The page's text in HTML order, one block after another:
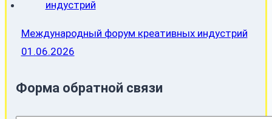
Международный форум креативных индустрий
01.06.2026
Форма обратной связи